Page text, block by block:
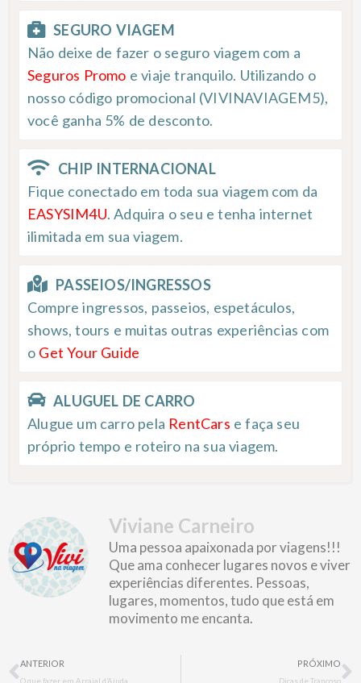
SEGURO VIAGEM
Não deixe de fazer o seguro viagem com a
Seguros Promo e viaje tranquilo. Utilizando o
nosso código promocional (VIVINAVIAGEM5),
você ganha 5% de desconto.
CHIP INTERNACIONAL
Fique conectado em toda sua viagem com da
EASYSIM4U. Adquira o seu e tenha internet
ilimitada em sua viagem.
PASSEIOS/INGRESSOS
Compre ingressos, passeios, espetáculos,
shows, tours e muitas outras experiências com
o Get Your Guide
ALUGUEL DE CARRO
Alugue um carro pela RentCars e faça seu
próprio tempo e roteiro na sua viagem.
Viviane Carneiro
Uma pessoa apaixonada por viagens!!!
Que ama conhecer lugares novos e viver
experiências diferentes. Pessoas,
lugares, momentos, tudo que está em
movimento me encanta.
Prev
ANTERIOR
O que fazer em Arraial d’Ajuda
PRÓXIMO
Dicas de Trancoso